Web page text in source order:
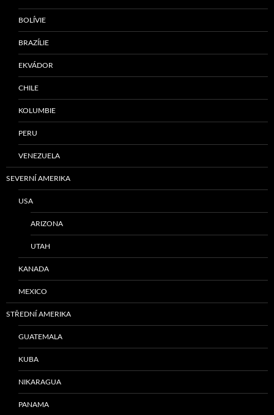
BOLÍVIE
BRAZÍLIE
EKVÁDOR
CHILE
KOLUMBIE
PERU
VENEZUELA
SEVERNÍ AMERIKA
USA
ARIZONA
UTAH
KANADA
MEXICO
STŘEDNÍ AMERIKA
GUATEMALA
KUBA
NIKARAGUA
PANAMA